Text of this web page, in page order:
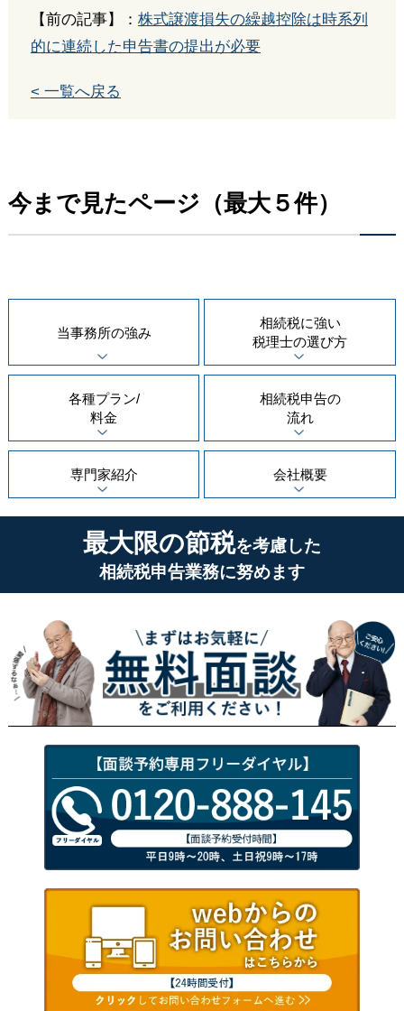
【前の記事】： 株式譲渡損失の繰越控除は時系列
的に連続した申告書の提出が必要
< 一覧へ戻る
今まで見たページ（最大５件）
当事務所の強み
相続税に強い
税理士の選び方
各種プラン/
料金
相続税申告の
流れ
専門家紹介 会社概要
最大限の節税を考慮した
相続税申告業務に努めます